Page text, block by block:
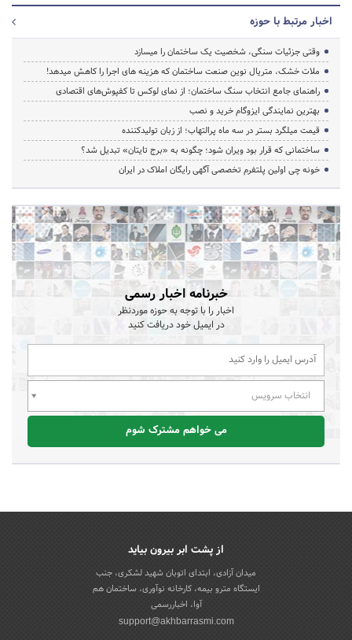
اخبار مرتبط با حوزه
وقتی جزئیات سنگی، شخصیت یک ساختمان را میسازد
ملات خشک، متریال نوین صنعت ساختمان که هزینه‌ های اجرا را کاهش میدهد!
راهنمای جامع انتخاب سنگ ساختمان؛ از نمای لوکس تا کفپوش‌های اقتصادی
بهترین نمایندگی ایزوگام خرید و نصب
قیمت میلگرد بستر در سه ماه پرالتهاب؛ از زبان تولیدکننده
ساختمانی که قرار بود ویران شود؛ چگونه به «برج تایتان» تبدیل شد؟
خونه چی اولین پلتفرم تخصصی آگهی رایگان املاک در ایران
خبرنامه اخبار رسمی
اخبار را با توجه به حوزه موردنظر
در ایمیل خود دریافت کنید
انتخاب سرویس
می خواهم مشترک شوم
از پشت ابر بیرون بیاید
میدان آزادی، ابتدای اتوبان شهید لشکری، جنب
ایستگاه مترو بیمه، کارخانه نوآوری، ساختمان هم
آوا، اخباررسمی
support@akhbarrasmi.com